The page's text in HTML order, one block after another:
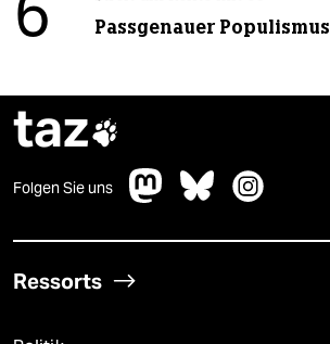
6 Passgenauer Populismus
taz
Folgen Sie uns
Ressorts